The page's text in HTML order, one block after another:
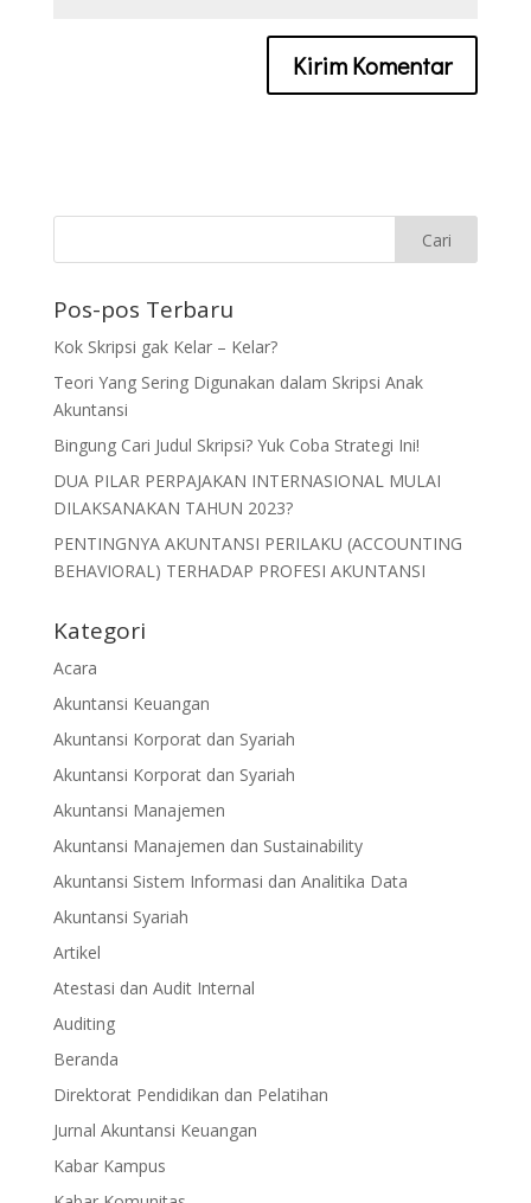
Pos-pos Terbaru
Kok Skripsi gak Kelar – Kelar?
Teori Yang Sering Digunakan dalam Skripsi Anak
Akuntansi
Bingung Cari Judul Skripsi? Yuk Coba Strategi Ini!
DUA PILAR PERPAJAKAN INTERNASIONAL MULAI
DILAKSANAKAN TAHUN 2023?
PENTINGNYA AKUNTANSI PERILAKU (ACCOUNTING
BEHAVIORAL) TERHADAP PROFESI AKUNTANSI
Kategori
Acara
Akuntansi Keuangan
Akuntansi Korporat dan Syariah
Akuntansi Korporat dan Syariah
Akuntansi Manajemen
Akuntansi Manajemen dan Sustainability
Akuntansi Sistem Informasi dan Analitika Data
Akuntansi Syariah
Artikel
Atestasi dan Audit Internal
Auditing
Beranda
Direktorat Pendidikan dan Pelatihan
Jurnal Akuntansi Keuangan
Kabar Kampus